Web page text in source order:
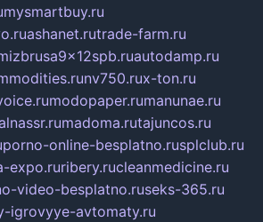
mysmartbuy.ru
ashanet.rutrade-farm.ru
autodamp.ru
nv750.rux-ton.ru
modopaper.rumanunae.ru
madoma.rutajuncos.ru
porno-online-besplatno.rusplclub.ru
expo.ruribery.rucleanmedicine.ru
video-besplatno.ruseks-365.ru
igrovyye-avtomaty.ru